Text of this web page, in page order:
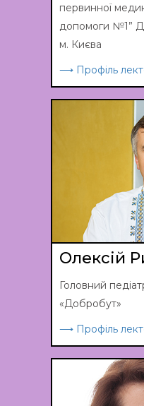
первинної
допомоги №1”
м. Києва
⟶ Профіль
Олексій
Головний
«Добробут»
⟶ Профіль